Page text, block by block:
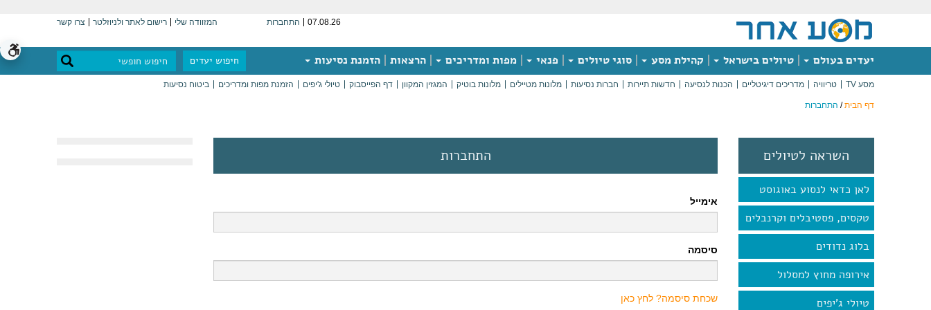
07.08.26 התחברות המזוודה שלי רישום לאתר ולניוזלטר צרו קשר
יעדים בעולם טיולים בישראל קהילת מסע סוגי טיולים פנאי מפות ומדריכים הרצאות הזמנת נסיעות חיפוש יעדים
מסע TV טריוויה מדריכים דיגיטליים הכנות לנסיעה חדשות תיירות חברות נסיעות מלונות מטיילים מלונות בוטיק המגזין המקוון דף הפייסבוק טיולי ג'יפים הזמנת מפות ומדריכים ביטוח נסיעות
דף הבית/ התחברות
השראה לטיולים
לאן כדאי לנסוע באוגוסט
טקסים, פסטיבלים וקרנבלים
בלוג נדודים
אירופה מחוץ למסלול
טיולי ג'יפים
התחברות
אימייל
סיסמה
שכחת סיסמה? לחץ כאן